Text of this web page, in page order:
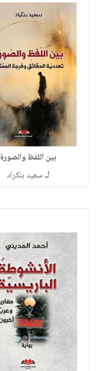
بين اللفظ والصورة
لـسعيد بنكراد